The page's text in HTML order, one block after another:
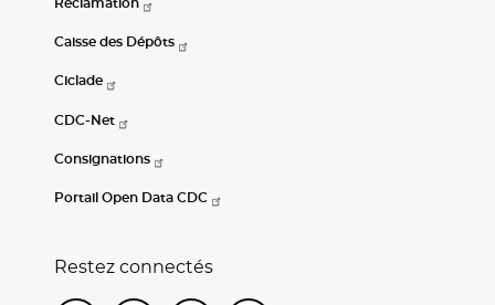
Réclamation
Caisse des Dépôts
Ciclade
CDC-Net
Consignations
Portail Open Data CDC
Restez connectés